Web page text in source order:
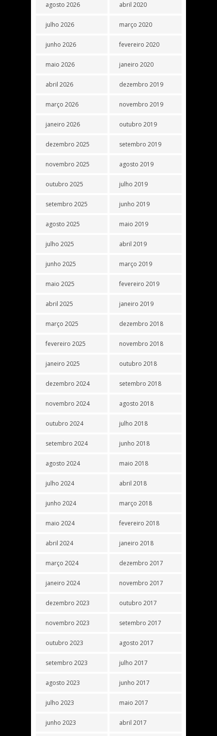
agosto 2026
julho 2026
junho 2026
maio 2026
abril 2026
março 2026
janeiro 2026
dezembro 2025
novembro 2025
outubro 2025
setembro 2025
agosto 2025
julho 2025
junho 2025
maio 2025
abril 2025
março 2025
fevereiro 2025
janeiro 2025
dezembro 2024
novembro 2024
outubro 2024
setembro 2024
agosto 2024
julho 2024
junho 2024
maio 2024
abril 2024
março 2024
janeiro 2024
dezembro 2023
novembro 2023
outubro 2023
setembro 2023
agosto 2023
julho 2023
junho 2023
abril 2020
março 2020
fevereiro 2020
janeiro 2020
dezembro 2019
novembro 2019
outubro 2019
setembro 2019
agosto 2019
julho 2019
junho 2019
maio 2019
abril 2019
março 2019
fevereiro 2019
janeiro 2019
dezembro 2018
novembro 2018
outubro 2018
setembro 2018
agosto 2018
julho 2018
junho 2018
maio 2018
abril 2018
março 2018
fevereiro 2018
janeiro 2018
dezembro 2017
novembro 2017
outubro 2017
setembro 2017
agosto 2017
julho 2017
junho 2017
maio 2017
abril 2017